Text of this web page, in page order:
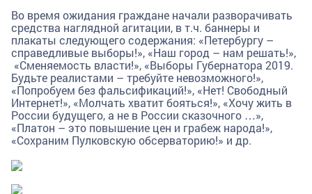
Во время ожидания граждане начали разворачивать
средства наглядной агитации, в т.ч. баннеры и
плакаты следующего содержания: «Петербургу –
справедливые выборы!», «Наш город – нам решать!»,
«Сменяемость власти!», «Выборы Губернатора 2019.
Будьте реалистами – требуйте невозможного!»,
«Попробуем без фальсификаций!», «Нет! Свободный
Интернет!», «Молчать хватит бояться!», «Хочу жить в
России будущего, а не в России сказочного …»,
«Платон – это повышение цен и грабеж народа!»,
«Сохраним Пулковскую обсерваторию!» и др.